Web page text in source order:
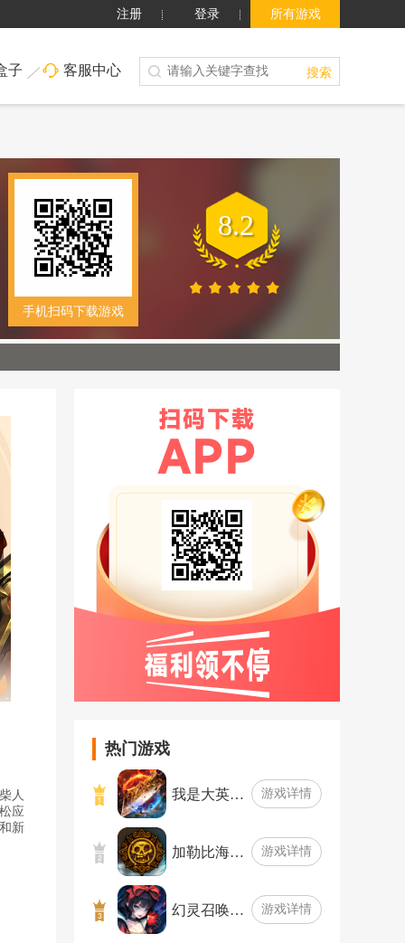
注册 登录 所有游戏
子 客服中心 搜索
手机扫码下载游戏
8.2
人
应
新
热门游戏
我是大英… 游戏详情
加勒比海… 游戏详情
幻灵召唤… 游戏详情